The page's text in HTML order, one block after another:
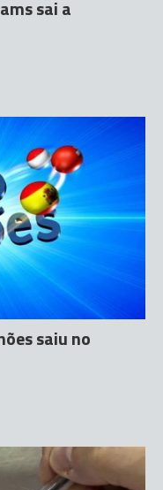
sai a
saiu no